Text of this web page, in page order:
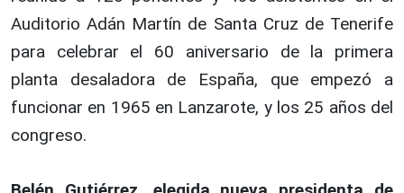
Auditorio Adán Martín de Santa Cruz de Tenerife
para celebrar el 60 aniversario de la primera
planta desaladora de España, que empezó a
funcionar en 1965 en Lanzarote, y los 25 años del
congreso.